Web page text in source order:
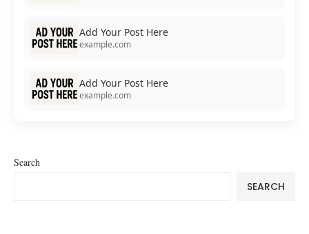
Add Your Post Here
example.com
Add Your Post Here
example.com
Search
SEARCH